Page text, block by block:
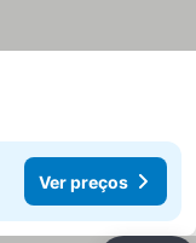
Ver preços